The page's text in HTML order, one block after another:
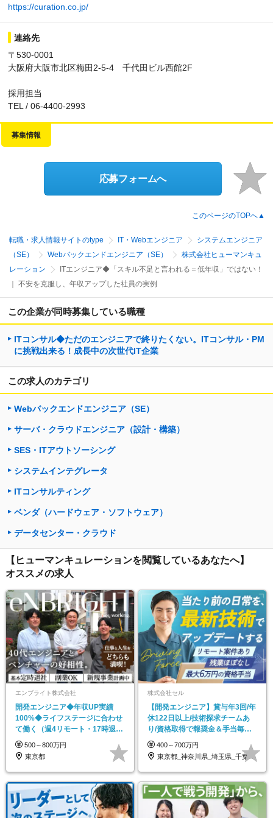
https://curation.co.jp/
連絡先
〒530-0001
大阪府大阪市北区梅田2-5-4 千代田ビル西館2F
採用担当
TEL / 06-4400-2993
募集情報
応募フォームへ
このページのTOPへ▲
転職・求人情報サイトのtype IT・Webエンジニア
システムエンジニア
（SE）
Webバックエンドエンジニア（SE）
株式会社ヒューマンキュ
レーション
ITエンジニア◆「スキル不足と言われる＝低年収」ではない！
｜ 不安を克服し、年収アップした社員の実例
この企業が同時募集している職種
ITコンサル◆ただのエンジニアで終りたくない。ITコンサル・PM
に挑戦出来る！成長中の次世代IT企業
この求人のカテゴリ
Webバックエンドエンジニア（SE）
サーバ・クラウドエンジニア（設計・構築）
SES・ITアウトソーシング
システムインテグレータ
ITコンサルティング
ベンダ（ハードウェア・ソフトウェア）
データセンター・クラウド
【ヒューマンキュレーションを閲覧しているあなたへ】
オススメの求人
エンブライト株式会社
開発エンジニア◆年収UP実績
100%◆ライフステージに合わせ
て働く（週4リモート・17時退社
相談可）◆副業OK
500～800万円
東京都
株式会社セル
【開発エンジニア】賞与年3回/年
休122日以上/技術探求チームあ
り/資格取得で報奨金＆手当毎月
支給/受託案件有
400～700万円
東京都_神奈川県_埼玉県_千葉県_大阪府